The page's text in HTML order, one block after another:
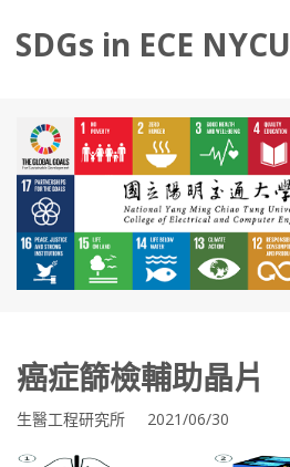
SDGs in ECE NYCU
癌症篩檢輔助晶片
生醫工程研究所 2021/06/30